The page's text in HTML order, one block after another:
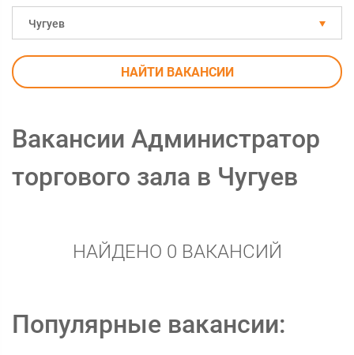
Чугуев
НАЙТИ ВАКАНСИИ
Вакансии Администратор
торгового зала в Чугуев
НАЙДЕНО 0 ВАКАНСИЙ
Популярные вакансии: